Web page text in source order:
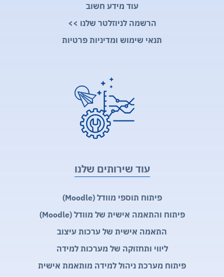
עוד מידע חשוב
הרשמה לניוזלטר שלנו >>
תנאי שימוש ומדיניות פרטיות
עוד שירותים שלנו
פיתוח תוספי מוודל (Moodle)
פיתוח והתאמה אישית של מוודל (Moodle)
התאמה אישית של ערכות עיצוב
ליווי ותחזוקה של מערכות למידה
פיתוח מערכת ניהול למידה מותאמת אישית